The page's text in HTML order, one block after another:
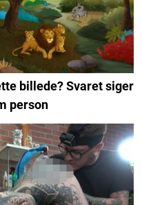
billede? Svaret siger
person